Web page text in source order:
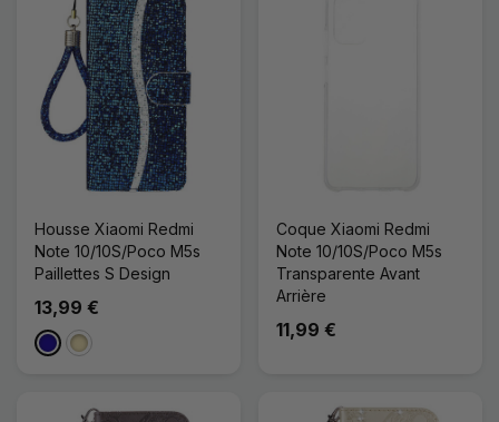
Housse Xiaomi Redmi
Note 10/10S/Poco M5s
Paillettes S Design
13,99 €
Bleu Foncé
Doré
Coque Xiaomi Redmi
Note 10/10S/Poco M5s
Transparente Avant
Arrière
11,99 €